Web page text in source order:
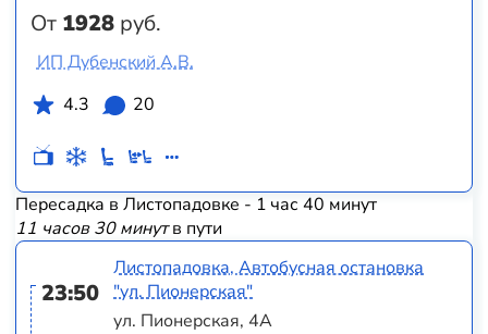
От 1928 руб.
ИП Дубенский А.В.
4.3
20
Пересадка в Листопадовке - 1 час 40 минут
11 часов 30 минутв пути
23:50
Листопадовка, Автобусная остановка
"ул. Пионерская"
ул. Пионерская, 4А